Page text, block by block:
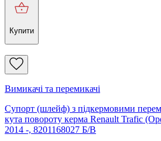
Купити
Вимикачі та перемикачі
Супорт (шлейф) з підкермовими
кута повороту керма Renault Trafic
2014 -, 8201168027 Б/В